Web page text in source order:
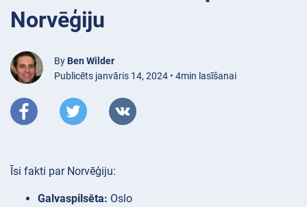
Norvēģiju
By Ben Wilder
Publicēts janvāris 14, 2024 • 4min lasīšanai
Īsi fakti par Norvēģiju:
Galvaspilsēta: Oslo